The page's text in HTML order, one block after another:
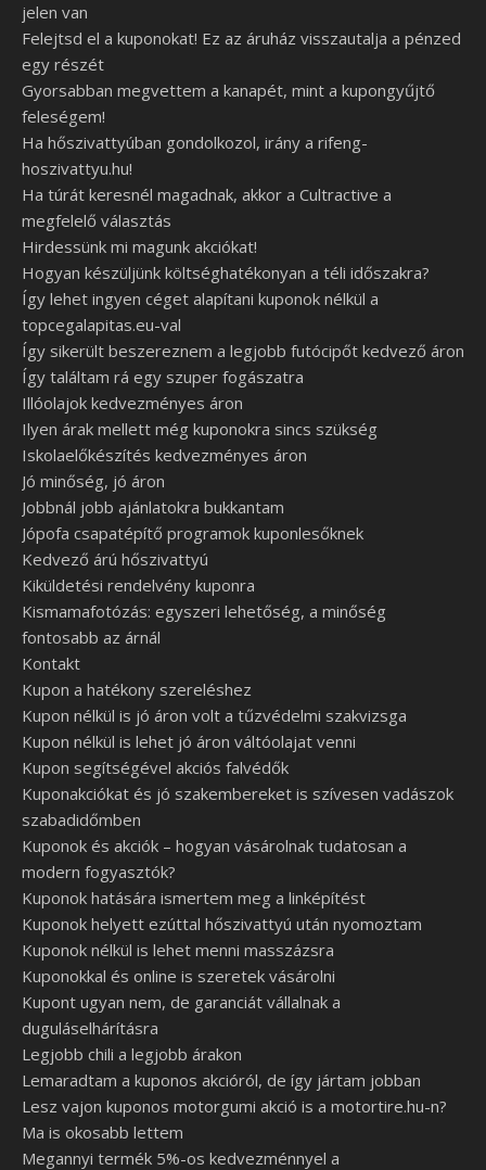
jelen van
Felejtsd el a kuponokat! Ez az áruház visszautalja a pénzed
egy részét
Gyorsabban megvettem a kanapét, mint a kupongyűjtő
feleségem!
Ha hőszivattyúban gondolkozol, irány a rifeng-
hoszivattyu.hu!
Ha túrát keresnél magadnak, akkor a Cultractive a
megfelelő választás
Hirdessünk mi magunk akciókat!
Hogyan készüljünk költséghatékonyan a téli időszakra?
Így lehet ingyen céget alapítani kuponok nélkül a
topcegalapitas.eu-val
Így sikerült beszereznem a legjobb futócipőt kedvező áron
Így találtam rá egy szuper fogászatra
Illóolajok kedvezményes áron
Ilyen árak mellett még kuponokra sincs szükség
Iskolaelőkészítés kedvezményes áron
Jó minőség, jó áron
Jobbnál jobb ajánlatokra bukkantam
Jópofa csapatépítő programok kuponlesőknek
Kedvező árú hőszivattyú
Kiküldetési rendelvény kuponra
Kismamafotózás: egyszeri lehetőség, a minőség
fontosabb az árnál
Kontakt
Kupon a hatékony szereléshez
Kupon nélkül is jó áron volt a tűzvédelmi szakvizsga
Kupon nélkül is lehet jó áron váltóolajat venni
Kupon segítségével akciós falvédők
Kuponakciókat és jó szakembereket is szívesen vadászok
szabadidőmben
Kuponok és akciók – hogyan vásárolnak tudatosan a
modern fogyasztók?
Kuponok hatására ismertem meg a linképítést
Kuponok helyett ezúttal hőszivattyú után nyomoztam
Kuponok nélkül is lehet menni masszázsra
Kuponokkal és online is szeretek vásárolni
Kupont ugyan nem, de garanciát vállalnak a
duguláselhárításra
Legjobb chili a legjobb árakon
Lemaradtam a kuponos akcióról, de így jártam jobban
Lesz vajon kuponos motorgumi akció is a motortire.hu-n?
Ma is okosabb lettem
Megannyi termék 5%-os kedvezménnyel a